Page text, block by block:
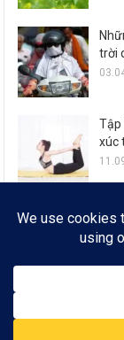
trời
Tập
xúc